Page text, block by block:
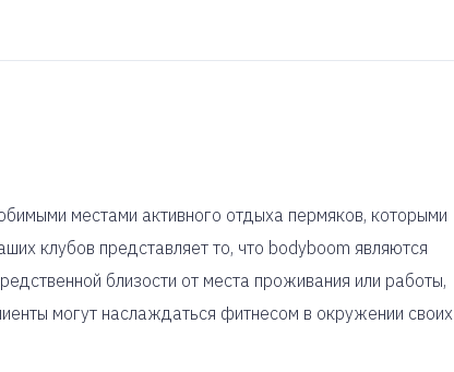
местами активного отдыха пермяков, которыми
клубов представляет то, что bodyboom являются
близости от места проживания или работы,
могут наслаждаться фитнесом в окружении своих